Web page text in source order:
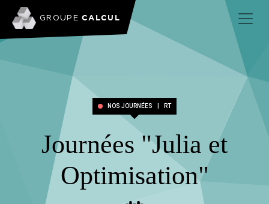
GROUPECALCUL
NOS JOURNÉES RT
Journées "Julia et
Optimisation"